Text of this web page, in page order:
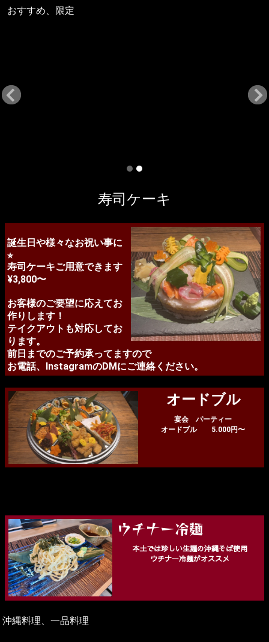
おすすめ、限定
寿司ケーキ
誕生日や様々なお祝い事に
⭐︎
寿司ケーキご用意できます
¥3,800〜
お客様のご要望に応えてお
作りします！
テイクアウトも対応してお
ります。
前日までのご予約承ってますので
お電話、InstagramのDMにご連絡ください。
オードブル
宴会 パーティー
オードブル 5.000円〜
ウチナー冷麺
本土では珍しい生麺の沖縄そば使用
ウチナー冷麺がオススメ
沖縄料理、一品料理